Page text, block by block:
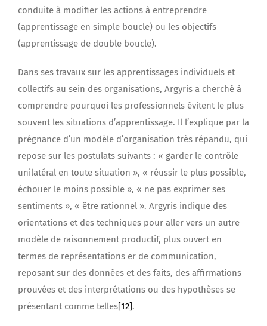
conduite à modifier les actions à entreprendre
(apprentissage en simple boucle) ou les objectifs
(apprentissage de double boucle).
Dans ses travaux sur les apprentissages individuels et
collectifs au sein des organisations, Argyris a cherché à
comprendre pourquoi les professionnels évitent le plus
souvent les situations d’apprentissage. Il l’explique par la
prégnance d’un modèle d’organisation très répandu, qui
repose sur les postulats suivants : « garder le contrôle
unilatéral en toute situation », « réussir le plus possible,
échouer le moins possible », « ne pas exprimer ses
sentiments », « être rationnel ». Argyris indique des
orientations et des techniques pour aller vers un autre
modèle de raisonnement productif, plus ouvert en
termes de représentations er de communication,
reposant sur des données et des faits, des affirmations
prouvées et des interprétations ou des hypothèses se
présentant comme telles[12].